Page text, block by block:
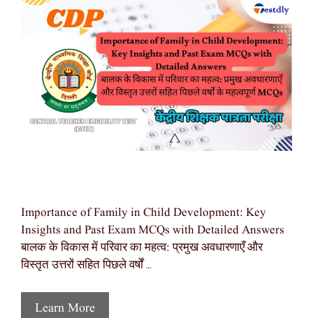
Importance of Family in Child Development: Key
Insights and Past Exam MCQs with Detailed Answers
बालक के विकास में परिवार का महत्व: प्रमुख अवधारणाएँ और
विस्तृत उत्तरों सहित पिछले वर्षों …
Learn More